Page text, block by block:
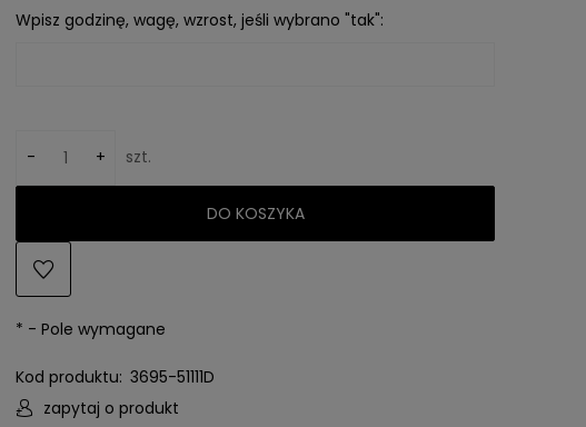
Wpisz godzinę, wagę, wzrost, jeśli wybrano "tak":
- + szt.
DO KOSZYKA
* - Pole wymagane
Kod produktu: 3695-51111D
zapytaj o produkt